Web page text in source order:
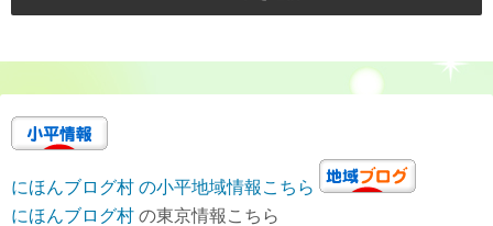
にほんブログ村 の小平地域情報こちら
にほんブログ村 の東京情報こちら